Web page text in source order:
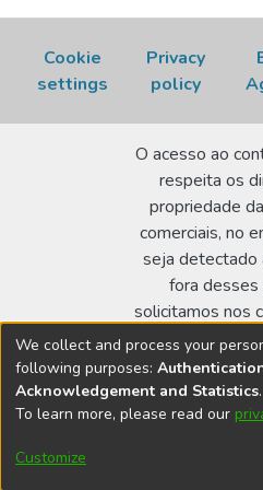
Cookie
settings
Privacy
policy
O acesso ao
respeita os
propriedade
comerciais, no
seja detectado
fora
solicitamos nos
realizar a
Biblioteca
Av. Lineu Prestes 2242 -
We collect and process your
following purposes:
Acknowledgement and Statistics.
To learn more, please read our
Customize